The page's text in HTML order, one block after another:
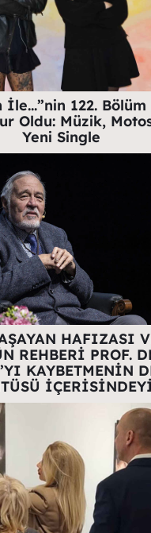
İle…”nin 122. Bölüm
Oldu: Müzik,
Yeni Single
HAFIZASI
REHBERİ PROF.
KAYBETMENİN